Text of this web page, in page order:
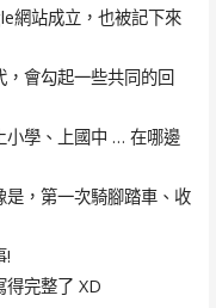
網站成立，也被記下來
會勾起一些共同的回
小學、上國中 … 在哪邊
，第一次騎腳踏車、收
!
得完整了 XD